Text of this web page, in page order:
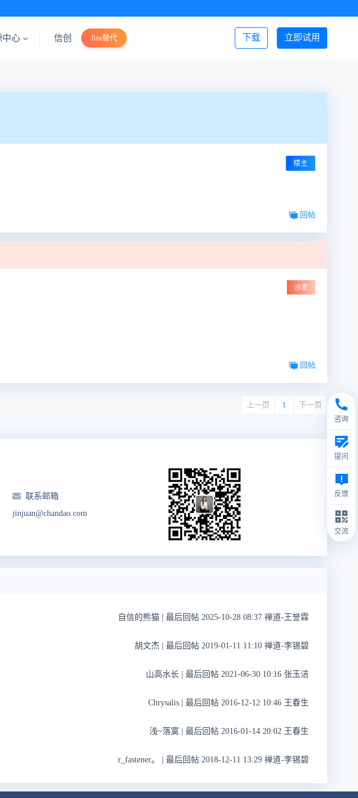
立即试用
下载
中心 信创 Jira替代 登录/注册
楼主
回帖
沙发
回帖
上一页 1 下一页
联系邮箱
jinjuan@chandao.com
自信的熊猫 最后回帖 2025-10-28 08:37 禅道-王誉霖
胡文杰 最后回帖 2019-01-11 11:10 禅道-李锡碧
山高水长 最后回帖 2021-06-30 10:16 张玉洁
Chrysalis 最后回帖 2016-12-12 10:46 王春生
浅~落寞 最后回帖 2016-01-14 20:02 王春生
r_fastener。 最后回帖 2018-12-11 13:29 禅道-李锡碧
咨询
提问
反馈
交流